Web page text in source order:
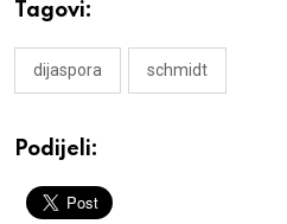
Tagovi:
dijaspora schmidt
Podijeli: